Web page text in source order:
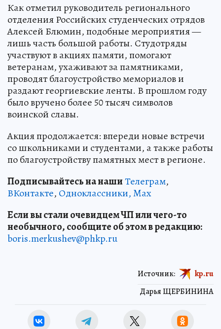
Как отметил руководитель регионального
отделения Российских студенческих отрядов
Алексей Блюмин, подобные мероприятия —
лишь часть большой работы. Студотряды
участвуют в акциях памяти, помогают
ветеранам, ухаживают за памятниками,
проводят благоустройство мемориалов и
раздают георгиевские ленты. В прошлом году
было вручено более 50 тысяч символов
воинской славы.
Акция продолжается: впереди новые встречи
со школьниками и студентами, а также работы
по благоустройству памятных мест в регионе.
Подписывайтесь на нашиТелеграм,
ВКонтакте, Одноклассники,Max
Если вы стали очевидцем ЧП или чего-то
необычного, сообщите об этом в редакцию:
boris.merkushev@phkp.ru
Дарья ЩЕРБИНИНА
Источник: kp.ru